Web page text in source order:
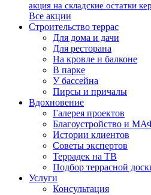
акция на складские остатки
Все акции
Строительство террас
Для дома и дачи
Для ресторана
На кровле и балконе
В парке
У бассейна
Пирсы и причалы
Вдохновение
Галерея проектов
Благоустройство и
Истории клиентов
Советы экспертов
Террадек на ТВ
Подбор террасной
Услуги
Консультация